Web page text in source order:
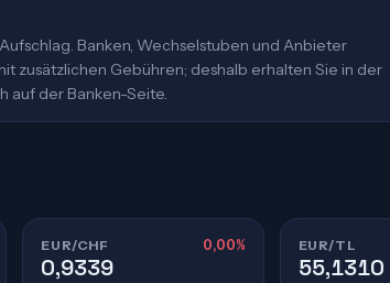
Banken, Wechselstuben und Anbieter
zusätzlichen Gebühren; deshalb erhalten Sie in der
auf der Banken-Seite.
EUR/CHF 0,00%
0,9339
EUR/TL
55,1310